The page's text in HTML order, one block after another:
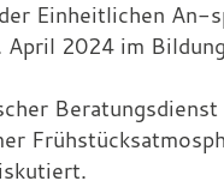
Einheitlichen An-
2024 im